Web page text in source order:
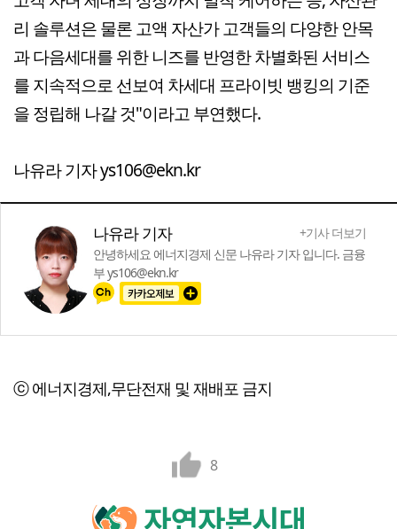
리 솔루션은 물론 고액 자산가 고객들의 다양한 안목
과 다음세대를 위한 니즈를 반영한 차별화된 서비스
를 지속적으로 선보여 차세대 프라이빗 뱅킹의 기준
을 정립해 나갈 것"이라고 부연했다.
나유라 기자 ys106@ekn.kr
나유라 기자
+기사 더보기
안녕하세요 에너지경제 신문 나유라 기자 입니다. 금융
부 ys106@ekn.kr
ⓒ 에너지경제,무단전재 및 재배포 금지
8